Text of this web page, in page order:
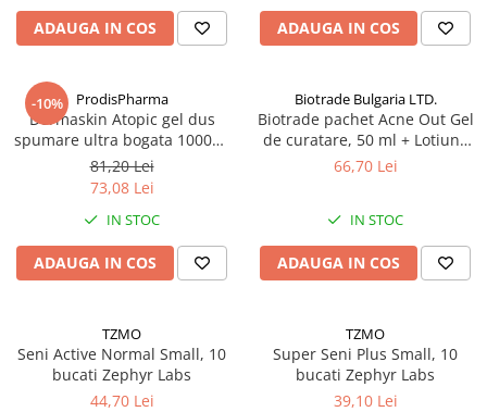
Antioxidanti
Altele-Suplimente alimentare
ADAUGA IN COS ADAUGA IN COS
-10% ProdisPharma
Dermaskin Atopic gel dus
spumare ultra bogata 1000ml
Zephyr Labs
81,20 Lei
73,08 Lei
IN STOC
ADAUGA IN COS
Biotrade Bulgaria LTD.
Biotrade pachet Acne Out Gel
de curatare, 50 ml + Lotiune
activa, 20 ml + Crema
66,70 Lei
IN STOC
ADAUGA IN COS
TZMO
Seni Active Normal Small, 10
bucati Zephyr Labs
44,70 Lei
TZMO
Super Seni Plus Small, 10
bucati Zephyr Labs
39,10 Lei